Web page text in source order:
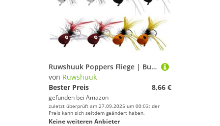
Ruwshuuk Poppers Fliege | Bunter Popperfliegen Sortiment,Multifunktionale Fischfang Ausrüstung Süßwasserzubehör für Seebarsch Lachs Forelle Sonnenbarsch
von Ruwshuuk
Bester Preis
8,66 €
gefunden bei Amazon
zuletzt überprüft am 27.09.2025 um 00:03; der
Preis kann sich seitdem geändert haben.
Keine weiteren Anbieter